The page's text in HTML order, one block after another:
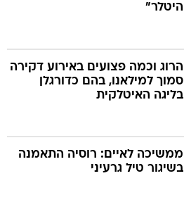
היטלר"
הרוג וכמה פצועים באירוע דקירה
סמוך למילאנו, בהם כדורגלן
בליגה האיטלקית
ממשיכה לאיים: רוסיה התאמנה
בשיגור טיל גרעיני